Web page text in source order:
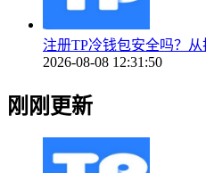
注册TP冷钱包安全吗？
2026-08-08 12:31:50
刚刚更新